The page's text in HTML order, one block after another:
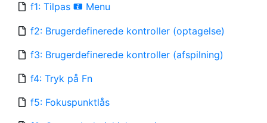
f1: Tilpas i Menu
f2: Brugerdefinerede kontroller (optagelse)
f3: Brugerdefinerede kontroller (afspilning)
f4: Tryk på Fn
f5: Fokuspunktlås